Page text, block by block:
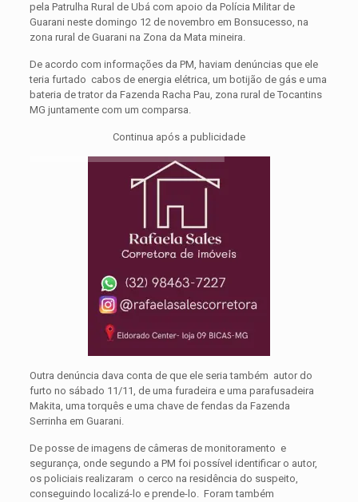
pela Patrulha Rural de Ubá com apoio da Polícia Militar de
Guarani neste domingo 12 de novembro em Bonsucesso, na
zona rural de Guarani na Zona da Mata mineira.
De acordo com informações da PM, haviam denúncias que ele
teria furtado cabos de energia elétrica, um botijão de gás e uma
bateria de trator da Fazenda Racha Pau, zona rural de Tocantins
MG juntamente com um comparsa.
Continua após a publicidade
Outra denúncia dava conta de que ele seria também autor do
furto no sábado 11/11, de uma furadeira e uma parafusadeira
Makita, uma torquês e uma chave de fendas da Fazenda
Serrinha em Guarani.
De posse de imagens de câmeras de monitoramento e
segurança, onde segundo a PM foi possível identificar o autor,
os policiais realizaram o cerco na residência do suspeito,
conseguindo localizá-lo e prende-lo. Foram também